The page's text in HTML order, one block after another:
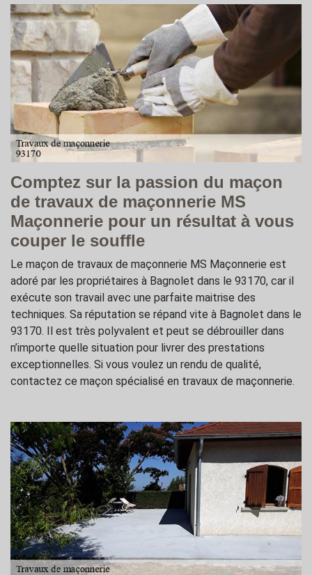
Comptez sur la passion du maçon
de travaux de maçonnerie MS
Maçonnerie pour un résultat à vous
couper le souffle
Le maçon de travaux de maçonnerie MS Maçonnerie est
adoré par les propriétaires à Bagnolet dans le 93170, car il
exécute son travail avec une parfaite maitrise des
techniques. Sa réputation se répand vite à Bagnolet dans le
93170. Il est très polyvalent et peut se débrouiller dans
n’importe quelle situation pour livrer des prestations
exceptionnelles. Si vous voulez un rendu de qualité,
contactez ce maçon spécialisé en travaux de maçonnerie.